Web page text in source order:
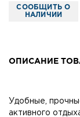
СООБЩИТЬ О
НАЛИЧИИ
ОПИСАНИЕ
Удобные,
активного